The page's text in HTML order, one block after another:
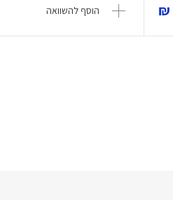
הוסף להשוואה